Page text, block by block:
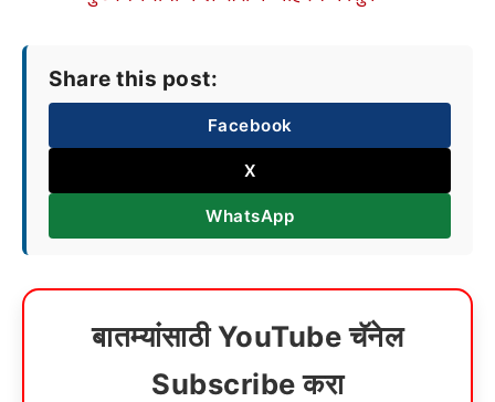
Share this post:
Facebook
X
WhatsApp
बातम्यांसाठी YouTube चॅनेल
Subscribe करा